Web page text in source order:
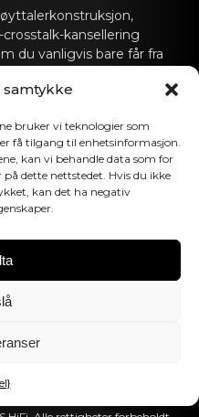
bruker vi teknologier som
få tilgang til enhetsinformasjon.
kan vi behandle data som for
dette nettstedet. Hvis du ikke
kan det ha negativ
kansellering
du vanligvis bare får fra
Ring +45 29 75 00 45
4